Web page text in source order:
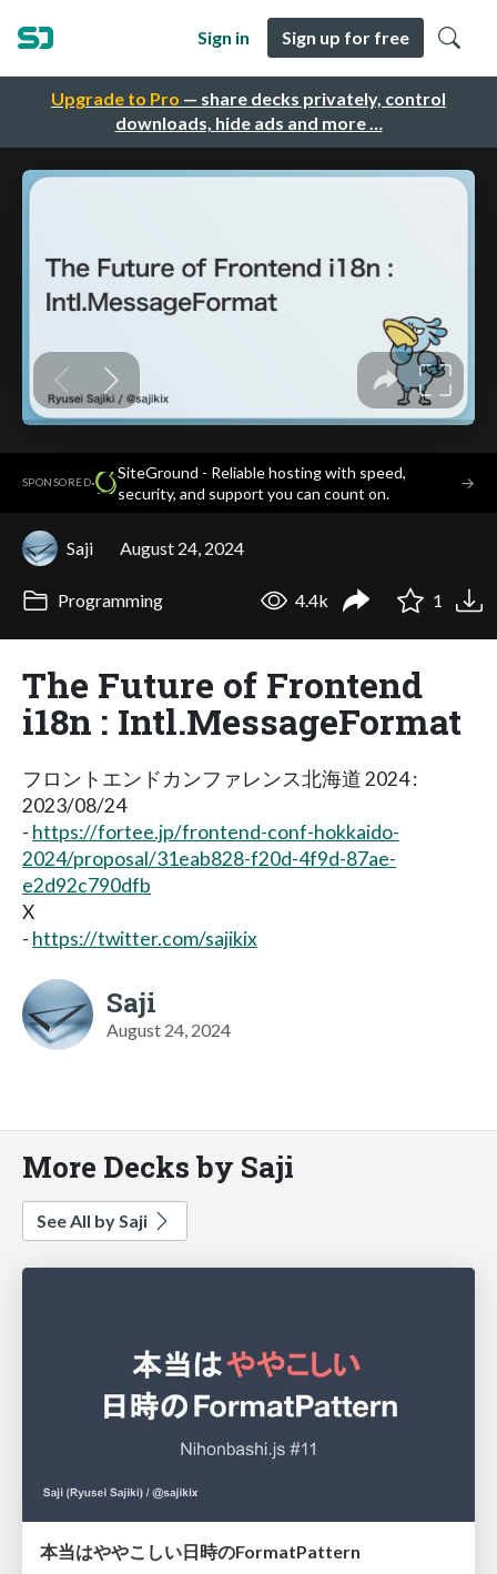
Upgrade to Pro — share decks privately, control
downloads, hide ads and more …
Sign in Sign up for free
SPONSORED·
SiteGround - Reliable hosting with speed,
security, and support you can count on.
→
Saji August 24, 2024
Programming 4.4k 1
The Future of Frontend
i18n : Intl.MessageFormat
フロントエンドカンファレンス北海道 2024 :
2023/08/24
- https://fortee.jp/frontend-conf-hokkaido-
2024/proposal/31eab828-f20d-4f9d-87ae-
e2d92c790dfb
X
- https://twitter.com/sajikix
Saji
August 24, 2024
More Decks by Saji
See All by Saji
本当はややこしい日時のFormatPattern